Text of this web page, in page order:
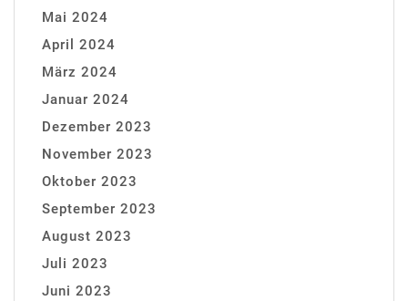
Mai 2024
April 2024
März 2024
Januar 2024
Dezember 2023
November 2023
Oktober 2023
September 2023
August 2023
Juli 2023
Juni 2023